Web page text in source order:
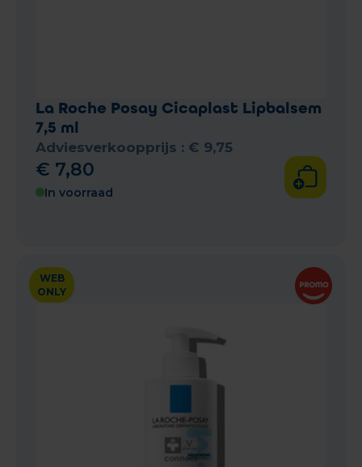
La Roche Posay Cicaplast Lipbalsem
7,5 ml
Adviesverkoopprijs : € 9,75
€ 7,80
In voorraad
WEB
ONLY